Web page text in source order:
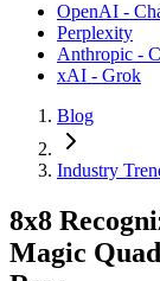
OpenAI -
Perplexity
Anthropic -
xAI - Grok
Blog
Industry
8x8
Magic